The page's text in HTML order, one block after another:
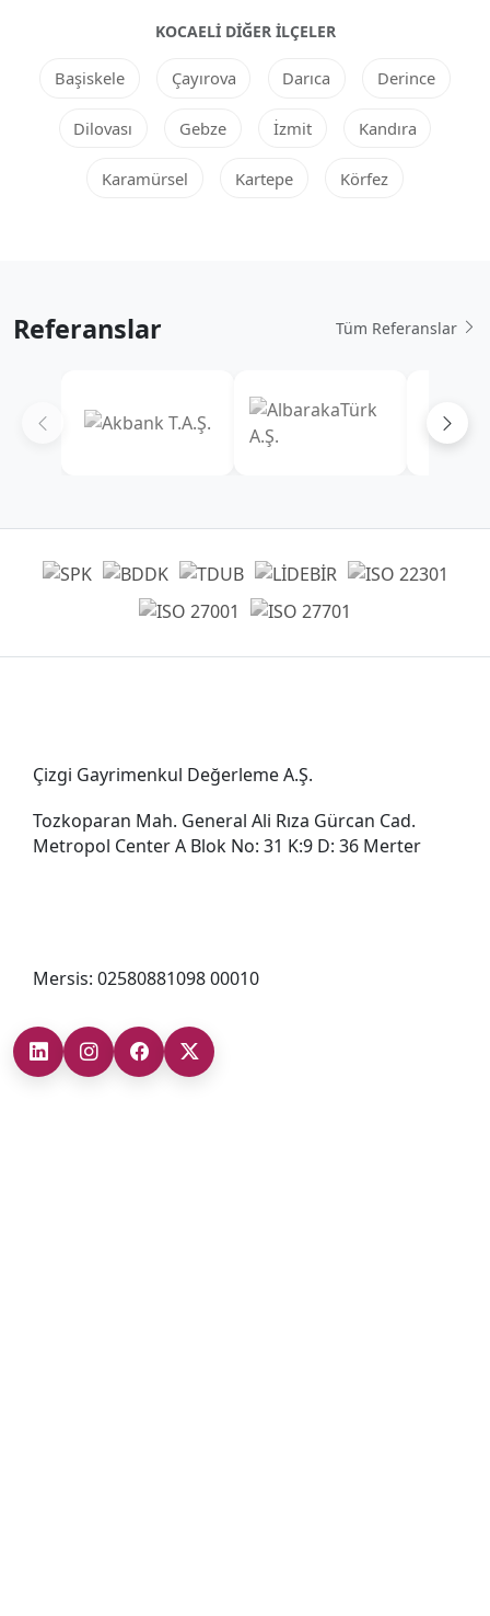
KOCAELI DIĞER ILÇELER
Başiskele Çayırova Darıca Derince
Dilovası Gebze İzmit Kandıra
Karamürsel Kartepe Körfez
Referanslar Tüm Referanslar
Çizgi Gayrimenkul Değerleme A.Ş.
Tozkoparan Mah. General Ali Rıza Gürcan Cad.
Metropol Center A Blok No: 31 K:9 D: 36 Merter
Mersis: 02580881098 00010